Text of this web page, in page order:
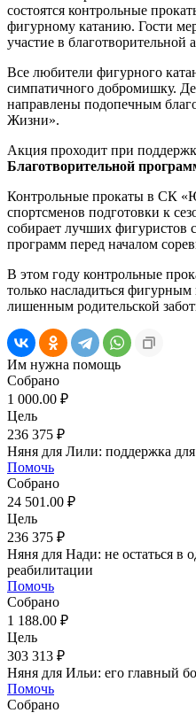
состоятся контрольные
фигурному катанию. Гости
участие в благотворительной
Все любители фигурного
симпатичного добромишку.
направлены подопечным
Жизни».
Акция проходит при
Благотворительной
Контрольные прокаты в СК
спортсменов подготовки к
собирает лучших фигуристов
программ перед началом
В этом году контрольные
только насладиться
лишенным родительской
Им нужна помощь
Собрано
1 000.00 ₽
Цель
236 375 ₽
Няня для Лили: поддержка
Помочь
Собрано
24 501.00 ₽
Цель
236 375 ₽
Няня для Нади: не остаться в
реабилитации
Помочь
Собрано
1 188.00 ₽
Цель
303 313 ₽
Няня для Ильи: его главный
Помочь
Собрано